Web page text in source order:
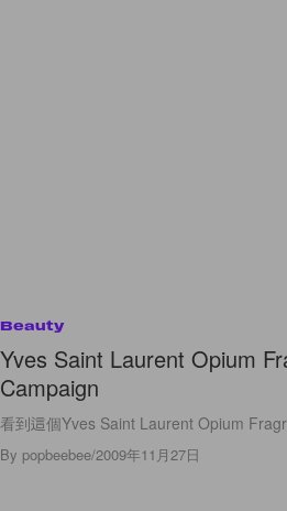
Beauty
Yves Saint Laurent Opium
Campaign
看到這個Yves Saint Laurent Opium
By popbeebee/2009年11月27日